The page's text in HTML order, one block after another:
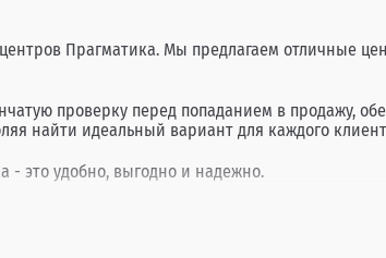
Прагматика. Мы предлагаем отличные
проверку перед попаданием в продажу,
найти идеальный вариант для каждого
- это удобно, выгодно и надежно.